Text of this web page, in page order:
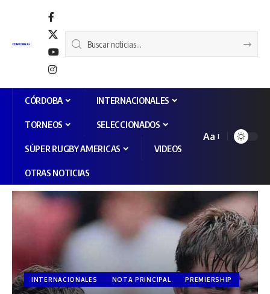
CÓRDOBA INTERNACIONALES
TORNEOS SELECCIONADOS
SÚPER RUGBY AMERICAS VIDEOS
OTRAS NOTICIAS
Aa
INTERNACIONALES NOTA PRINCIPAL PREMIERSHIP